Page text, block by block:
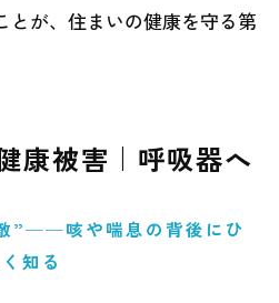
とが、住まいの健康を守る第
康被害｜呼吸器へ
”──咳や喘息の背後にひ
知る